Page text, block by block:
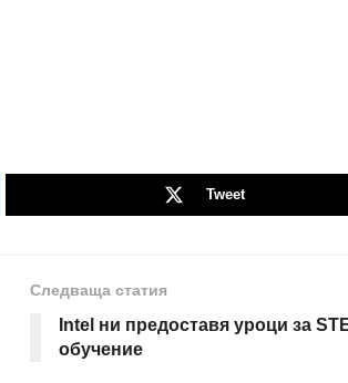
Tweet
Следваща статия
Intel ни предоставя уроци за
обучение